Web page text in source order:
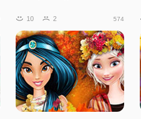
Милая Белла собралась на
средней школы “Понивель”. Ей
необходимо
10 2 574